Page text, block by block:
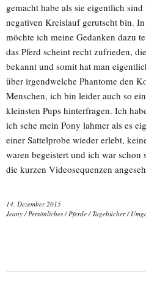
gemacht habe als sie eigentlich
negativen Kreislauf gerutscht bin.
möchte ich meine Gedanken dazu
das Pferd scheint recht zufrieden,
bekannt und somit hat man
über irgendwelche Phantome den
Menschen, ich bin leider auch so
kleinsten Pups hinterfragen. Ich
ich sehe mein Pony lahmer als es
einer Sattelprobe wieder erlebt,
waren begeistert und ich war
die kurzen Videosequenzen
14. Dezember 2015
Jeany / Persönliches / Pferde /Tagebücher/